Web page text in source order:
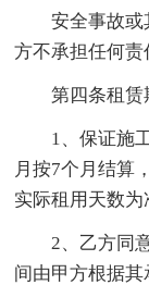
安全事故或其
方不承担任何责
第四条租赁
1、保证施工
月按7个月结算
实际租用天数为
2、乙方同意
间由甲方根据